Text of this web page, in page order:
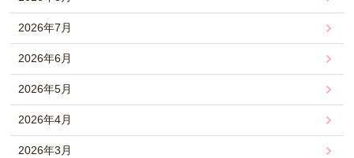
2026年7月
2026年6月
2026年5月
2026年4月
2026年3月